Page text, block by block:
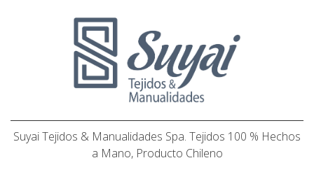
Suyai Tejidos & Manualidades Spa. Tejidos 100 % Hechos
a Mano, Producto Chileno